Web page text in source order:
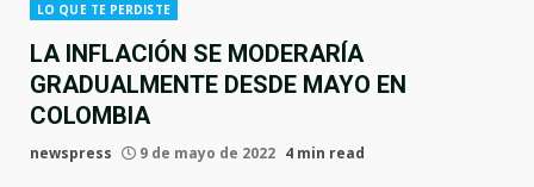
LO QUE TE PERDISTE
LA INFLACIÓN SE MODERARÍA
GRADUALMENTE DESDE MAYO EN
COLOMBIA
newspress 9 de mayo de 2022 4 min read